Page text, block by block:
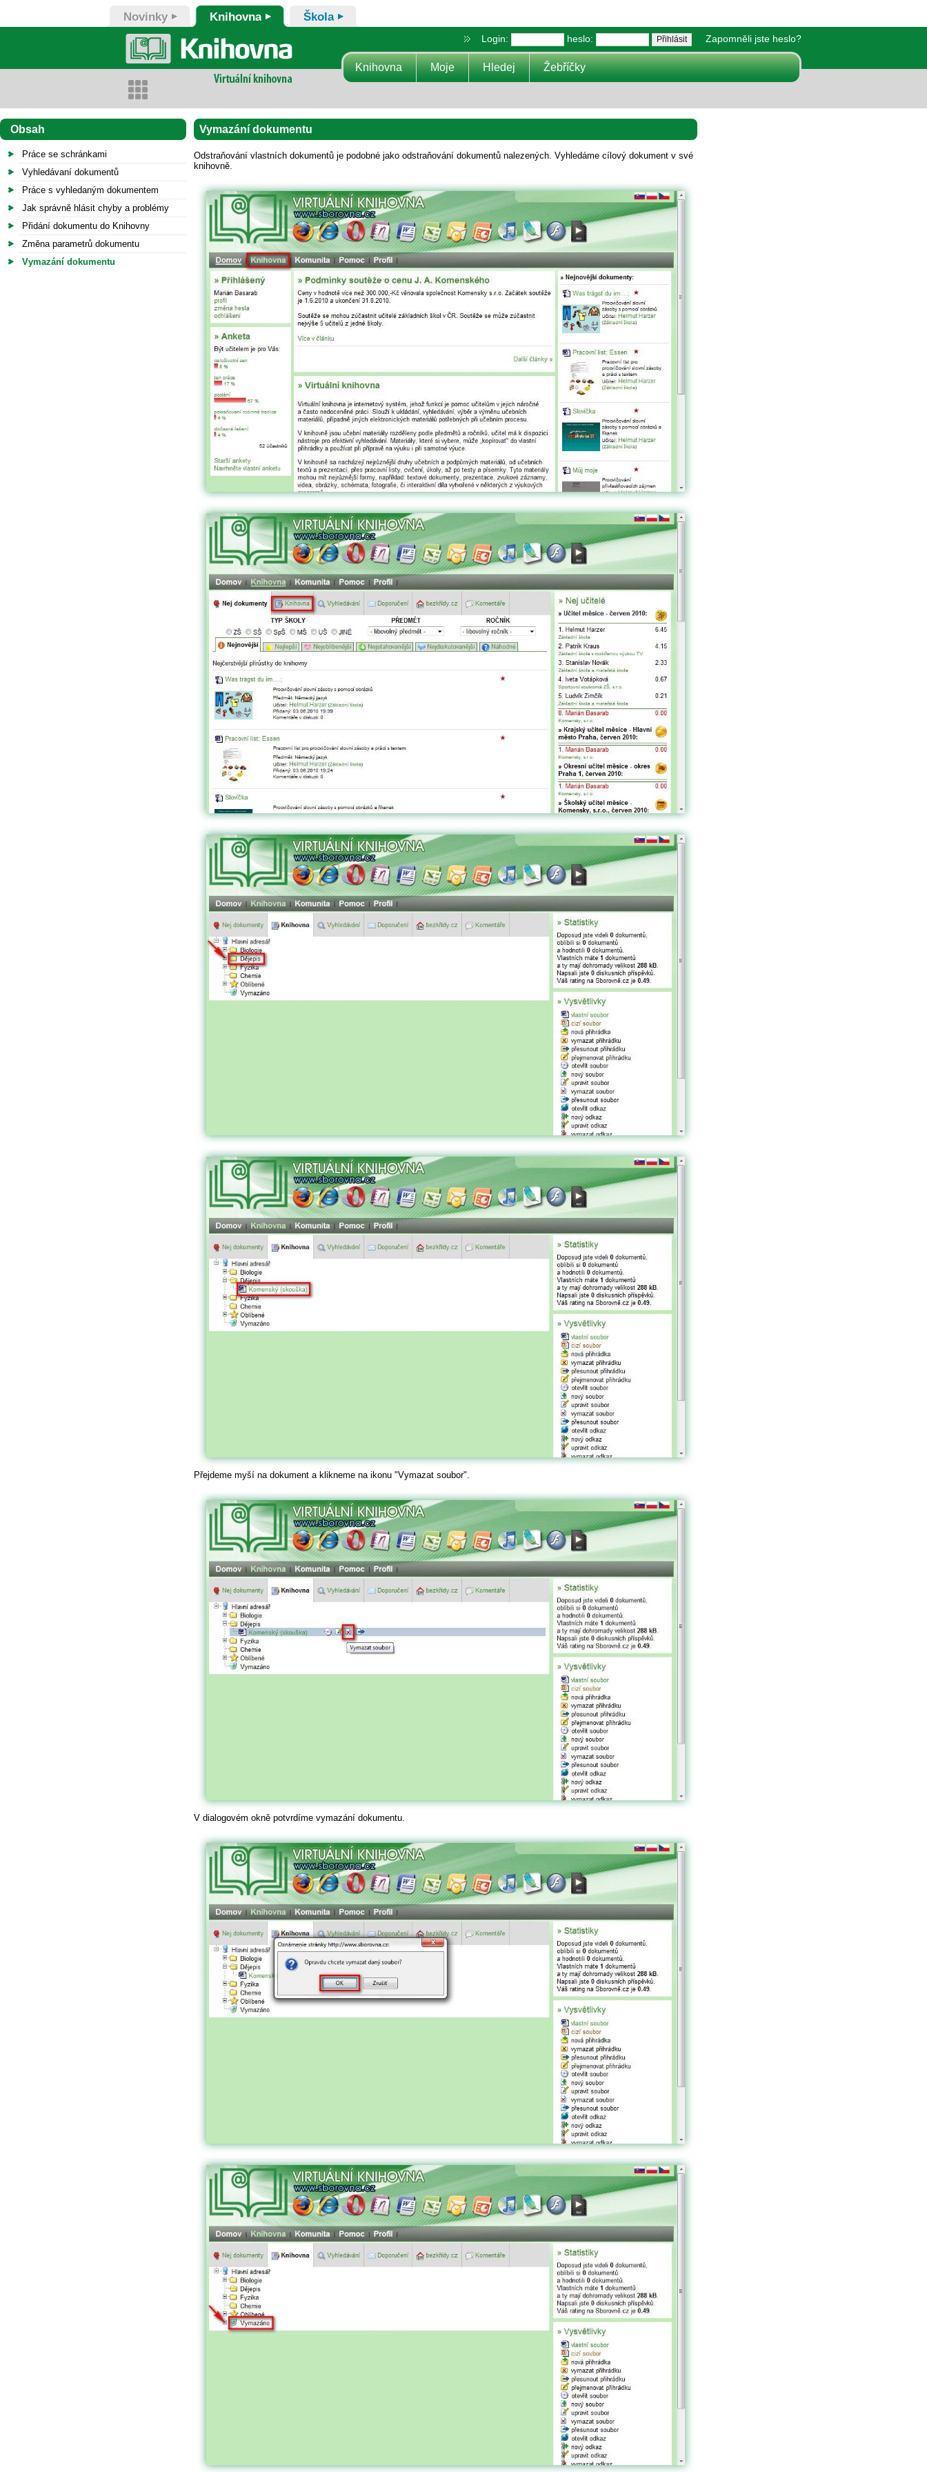
Novinky Knihovna Škola
Login: heslo: Zapomněli jste heslo?
Knihovna Moje Hledej Žebříčky
Obsah
Práce se schránkami
Vyhledávaní dokumentů
Práce s vyhledaným dokumentem
Jak správně hlásit chyby a problémy
Přidání dokumentu do Knihovny
Změna parametrů dokumentu
Vymazání dokumentu
Vymazání dokumentu
Odstraňování vlastních dokumentů je podobné jako odstraňování dokumentů nalezených. Vyhledáme cílový dokument v své
knihovně.
Přejdeme myší na dokument a klikneme na ikonu "Vymazat soubor".
V dialogovém okně potvrdíme vymazání dokumentu.